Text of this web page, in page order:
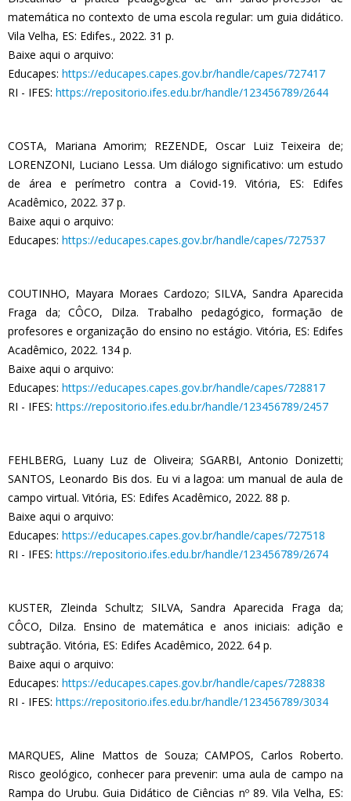
matemática no contexto de uma escola regular: um guia didático.
Vila Velha, ES: Edifes., 2022. 31 p.
Baixe aqui o arquivo:
Educapes: https://educapes.capes.gov.br/handle/capes/727417
RI - IFES: https://repositorio.ifes.edu.br/handle/123456789/2644
COSTA, Mariana Amorim; REZENDE, Oscar Luiz Teixeira de;
LORENZONI, Luciano Lessa. Um diálogo significativo: um estudo
de área e perímetro contra a Covid-19. Vitória, ES: Edifes
Acadêmico, 2022. 37 p.
Baixe aqui o arquivo:
Educapes: https://educapes.capes.gov.br/handle/capes/727537
COUTINHO, Mayara Moraes Cardozo; SILVA, Sandra Aparecida
Fraga da; CÔCO, Dilza. Trabalho pedagógico, formação de
profesores e organização do ensino no estágio. Vitória, ES: Edifes
Acadêmico, 2022. 134 p.
Baixe aqui o arquivo:
Educapes: https://educapes.capes.gov.br/handle/capes/728817
RI - IFES: https://repositorio.ifes.edu.br/handle/123456789/2457
FEHLBERG, Luany Luz de Oliveira; SGARBI, Antonio Donizetti;
SANTOS, Leonardo Bis dos. Eu vi a lagoa: um manual de aula de
campo virtual. Vitória, ES: Edifes Acadêmico, 2022. 88 p.
Baixe aqui o arquivo:
Educapes: https://educapes.capes.gov.br/handle/capes/727518
RI - IFES: https://repositorio.ifes.edu.br/handle/123456789/2674
KUSTER, Zleinda Schultz; SILVA, Sandra Aparecida Fraga da;
CÔCO, Dilza. Ensino de matemática e anos iniciais: adição e
subtração. Vitória, ES: Edifes Acadêmico, 2022. 64 p.
Baixe aqui o arquivo:
Educapes: https://educapes.capes.gov.br/handle/capes/728838
RI - IFES: https://repositorio.ifes.edu.br/handle/123456789/3034
MARQUES, Aline Mattos de Souza; CAMPOS, Carlos Roberto.
Risco geológico, conhecer para prevenir: uma aula de campo na
Rampa do Urubu. Guia Didático de Ciências nº 89. Vila Velha, ES: